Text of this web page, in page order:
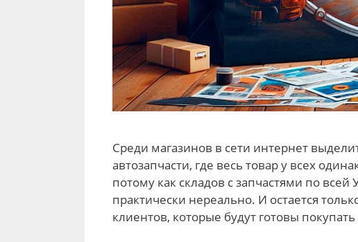
Среди магазинов в сети интернет
автозапчасти, где весь товар у всех
потому как складов с запчастями по
практически нереально. И остается
клиентов, которые будут готовы